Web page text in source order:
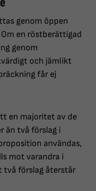
genom öppen
en röstberättigad
genom
och jämlikt
får ej
en majoritet av de
än två förslag i
användas,
mot varandra i
två förslag återstår